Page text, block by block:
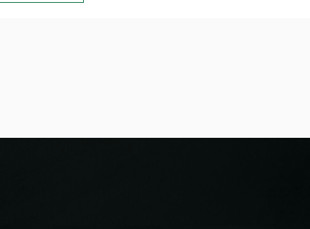
réaliser